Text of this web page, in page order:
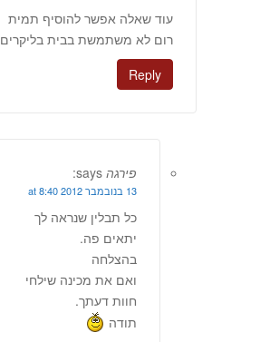
עוד שאלה אפשר להוסיף תמית
רום לא משתמשת בבית בליקרים
Reply
פירגה says:
13 בנובמבר 2012 at 8:40
כל תבלין שנראה לך
יתאים פה.
בהצלחה
ואם את מכינה שילחי
חוות דעתך.
תודה